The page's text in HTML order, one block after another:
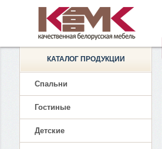
КАТАЛОГ ПРОДУКЦИИ
Спальни
Гостиные
Детские